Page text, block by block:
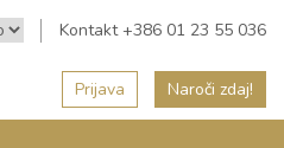
Kontakt +386 01 23 55 036
Prijava Naroči zdaj!